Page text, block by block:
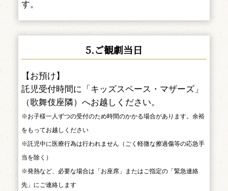
す。
5.ご観劇当日
【お預け】
託児受付時間に「キッズスペース・マザーズ」
（歌舞伎座隣）へお越しください。
※お子様一人ずつの受付のため時間のかかる場合があります。余裕
をもってお越しください
※託児中に医療行為は行われません（ごく軽微な擦過傷等の応急手
当を除く）
※発熱など、必要な場合は「お座席」またはご指定の「緊急連絡
先」にご連絡します